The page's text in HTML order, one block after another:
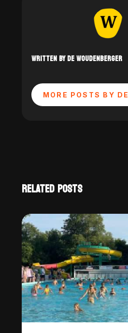
WRITTEN BY DE WOUDENBERGER
MORE POSTS BY DE
RELATED POSTS